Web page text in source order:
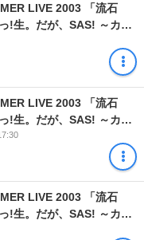
LIVE 2003 「流石
!生。だが、SAS! ～カー
LIVE 2003 「流石
!生。だが、SAS! ～カー
LIVE 2003 「流石
!生。だが、SAS! ～カー